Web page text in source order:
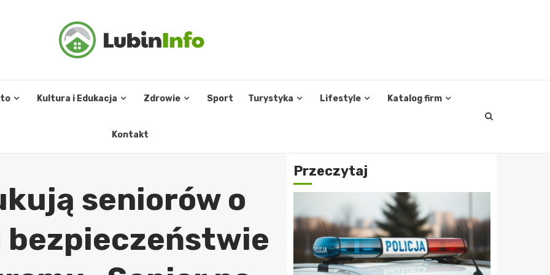
Kultura i Edukacja Zdrowie Sport Turystyka Lifestyle Katalog firm
Kontakt
seniorów o
bezpieczeństwie
Przeczytaj